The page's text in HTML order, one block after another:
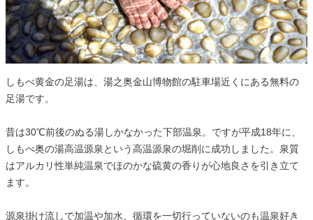
しもべ黄金の足湯は、湯之奥金山博物館の駐車場近くにある無料の
足湯です。
昔は30℃前後のぬる湯しかなかった下部温泉。ですが平成18年に、
しもべ奥の湯高温源泉という高温源泉の堀削に成功しました。泉質
はアルカリ性単純温泉でほのかな硫黄の香りが心地良さを引き立て
ます。
源泉掛け流しで加温や加水、循環を一切行っていないのも温泉好き